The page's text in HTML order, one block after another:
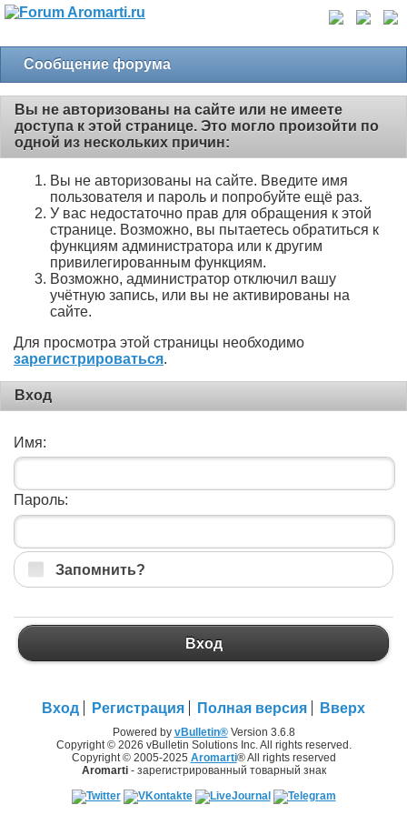
Сообщение форума
Вы не авторизованы на сайте или не имеете
доступа к этой странице. Это могло произойти по
одной из нескольких причин:
Вы не авторизованы на сайте. Введите имя
пользователя и пароль и попробуйте ещё раз.
У вас недостаточно прав для обращения к этой
странице. Возможно, вы пытаетесь обратиться к
функциям администратора или к другим
привилегированным функциям.
Возможно, администратор отключил вашу
учётную запись, или вы не активированы на
сайте.
Для просмотра этой страницы необходимо
зарегистрироваться.
Вход
Имя:
Пароль:
Запомнить?
Вход
Вход Регистрация Полная версия Вверх
Powered by vBulletin®Version 3.6.8
Copyright © 2026 vBulletin Solutions Inc. All rights reserved.
Copyright © 2005-2025 Aromarti® All rights reserved
Aromarti- зарегистрированный товарный знак